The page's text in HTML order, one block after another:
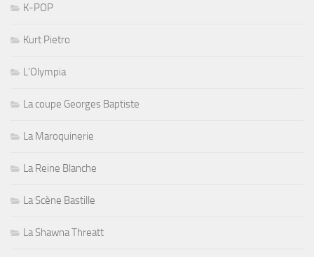
K-POP
Kurt Pietro
L'Olympia
La coupe Georges Baptiste
La Maroquinerie
La Reine Blanche
La Scène Bastille
La Shawna Threatt